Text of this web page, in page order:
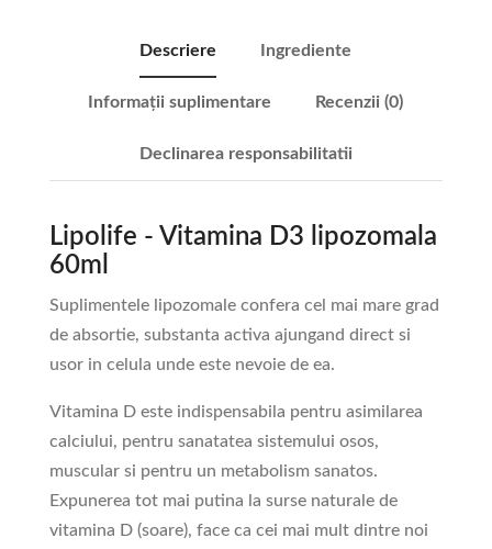
Descriere Ingrediente
Informații suplimentare Recenzii (0)
Declinarea responsabilitatii
Lipolife - Vitamina D3 lipozomala
60ml
Suplimentele lipozomale confera cel mai mare grad
de absortie, substanta activa ajungand direct si
usor in celula unde este nevoie de ea.
Vitamina D este indispensabila pentru asimilarea
calciului, pentru sanatatea sistemului osos,
muscular si pentru un metabolism sanatos.
Expunerea tot mai putina la surse naturale de
vitamina D (soare), face ca cei mai mult dintre noi